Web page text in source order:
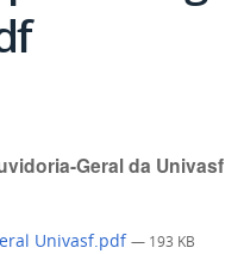
Geral da Univasf
Univasf.pdf— 193 KB